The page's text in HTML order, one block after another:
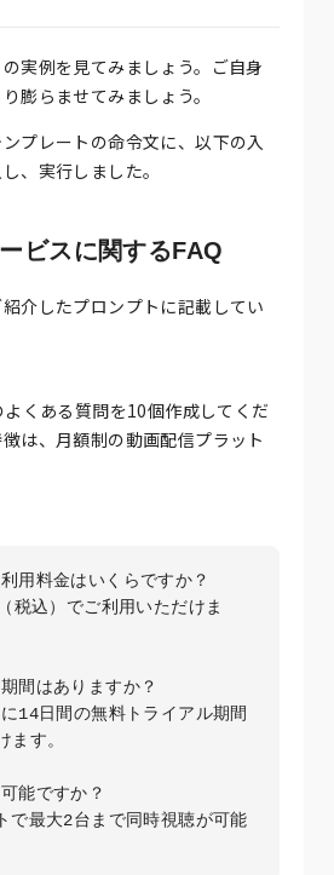
実例を見てみましょう。ご自身
膨らませてみましょう。
プレートの命令文に、以下の入
、実行しました。
ビスに関するFAQ
介したプロンプトに記載してい
くある質問を10個作成してくだ
は、月額制の動画配信プラット
用料金はいくらですか？
込）でご利用いただけま
間はありますか？
14日間の無料トライアル期間
ます。
能ですか？
最大2台まで同時視聴が可能